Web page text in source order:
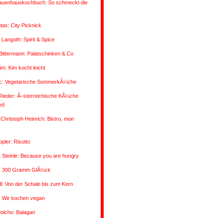
So schmeckt die
City Picknick
Langoth: Spirit & Spice
Palatschinken & Co
Kim kocht leicht
Vegetarische SommerkÃ¼che
Ã–sterreichische KÃ¼che
Heinrich: Bistro, mon
Risotto
Steinle: Because you are hungry
300 Gramm GlÃ¼ck
Von der Schale bis zum Kern
Wir kochen vegan
Balagan